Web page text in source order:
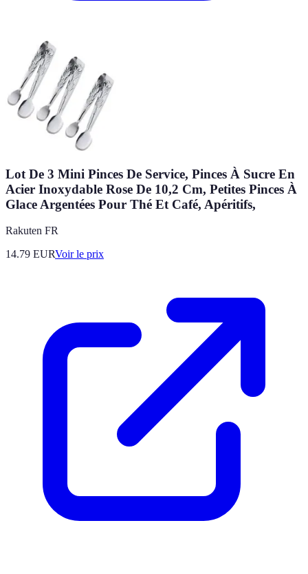
Lot De 3 Mini Pinces De Service, Pinces À Sucre En
Acier Inoxydable Rose De 10,2 Cm, Petites Pinces À
Glace Argentées Pour Thé Et Café, Apéritifs,
Rakuten FR
14.79 EURVoir le prix